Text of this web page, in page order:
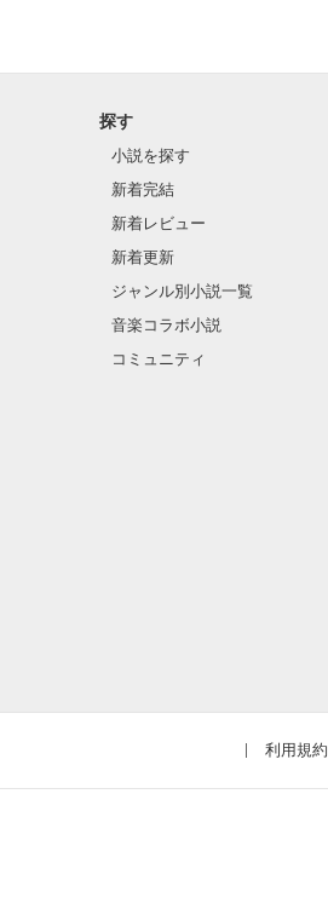
探す
小説を探す
新着完結
新着レビュー
新着更新
ジャンル別小説一覧
音楽コラボ小説
コミュニティ
利用規約